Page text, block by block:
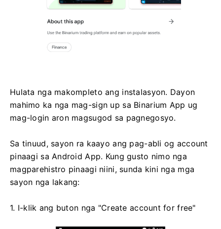
Hulata nga makompleto ang instalasyon. Dayon
mahimo ka nga mag-sign up sa Binarium App ug
mag-login aron magsugod sa pagnegosyo.
Sa tinuud, sayon ​​ra kaayo ang pag-abli og account
pinaagi sa Android App. Kung gusto nimo nga
magparehistro pinaagi niini, sunda kini nga mga
sayon ​​nga lakang:
1. I-klik ang buton nga "Create account for free"